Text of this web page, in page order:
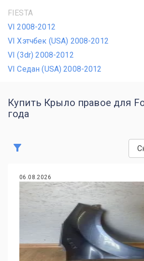
FIESTA
VI 2008-2012
VI Хэтчбек (USA) 2008-2012
VI (3dr) 2008-2012
VI Седан (USA) 2008-2012
Купить Крыло правое для
года
06.08.2026